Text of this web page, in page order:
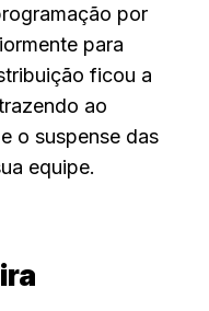
por
para
ficou a
ao
o suspense das
equipe.